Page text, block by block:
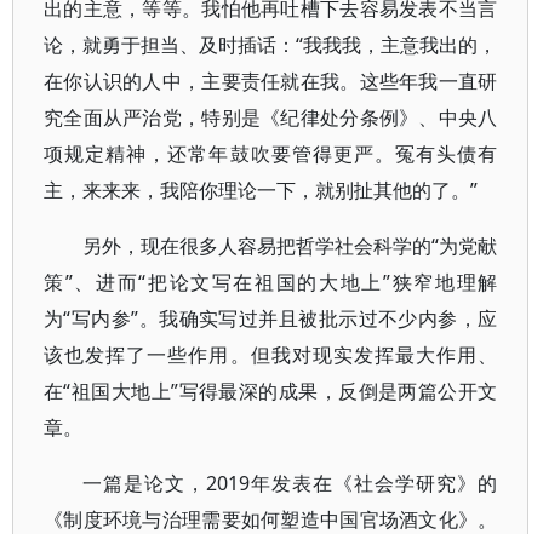
出的主意，等等。我怕他再吐槽下去容易发表不当言
论，就勇于担当、及时插话：“我我我，主意我出的，
在你认识的人中，主要责任就在我。这些年我一直研
究全面从严治党，特别是《纪律处分条例》、中央八
项规定精神，还常年鼓吹要管得更严。冤有头债有
主，来来来，我陪你理论一下，就别扯其他的了。”
另外，现在很多人容易把哲学社会科学的“为党献
策”、进而“把论文写在祖国的大地上”狭窄地理解
为“写内参”。我确实写过并且被批示过不少内参，应
该也发挥了一些作用。但我对现实发挥最大作用、
在“祖国大地上”写得最深的成果，反倒是两篇公开文
章。
一篇是论文，2019年发表在《社会学研究》的
《制度环境与治理需要如何塑造中国官场酒文化》。